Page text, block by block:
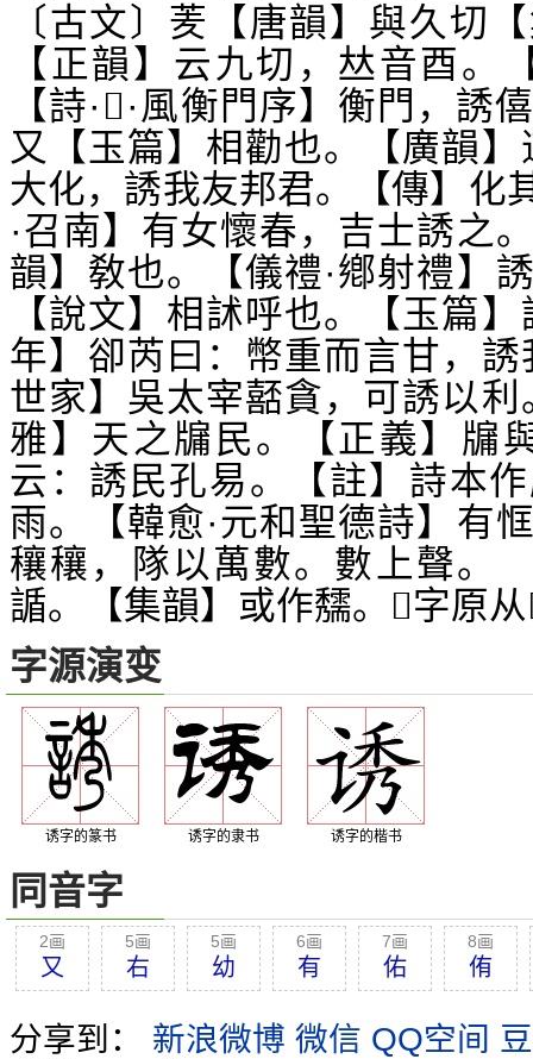
〔古文〕羐【唐韻】與久切
【正韻】云九切， 𠀤音酉。
【詩· 𨻰 ·風衡門序】衡門，
又【玉篇】相勸也。【廣韻
大化，誘我友邦君。【傳】化
·召南】有女懷春，吉士誘
韻】敎也。【儀禮·鄕射禮】
【說文】相訹呼也。【玉篇
年】卻芮曰：幣重而言甘，
世家】吳太宰嚭貪，可誘以
雅】天之牖民。【正義】牖
云：誘民孔易。【註】詩本
雨。【韓愈·元和聖德詩】有
穰穰，隊以萬數。數上聲。
䛻。【集韻】或作𥤃。 𦍶字原从
字源演变
诱字的篆书 诱字的隶书 诱字的楷书
同音字
2画
又
5画
右
5画
幼
6画
有
7画
佑
8画
侑
分享到： 新浪微博 微信 QQ空间